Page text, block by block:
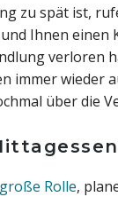
zu spät ist,
Ihnen einen
verloren
immer
über die
Rolle,